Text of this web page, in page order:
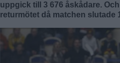
uppgick till 3 676 åskådare.
returmötet då matchen slutade